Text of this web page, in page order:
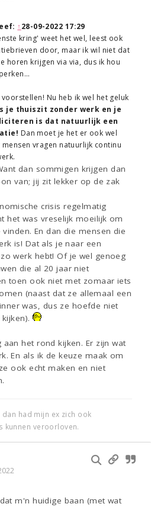
↑28-09-2022 17:29
kring' weet het wel, leest ook
door, maar ik wil niet dat
horen krijgen via via, dus ik hou
voorstellen! Nu heb ik wel het geluk
je thuiszit zonder werk en je
is dat natuurlijk een
Dan moet je het er ook wel
vragen natuurlijk continu
dan sommigen krijgen dan
van; jij zit lekker op de zak
crisis regelmatig
het was vreselijk moeilijk om
En dan die mensen die
is! Dat als je naar een
werk hebt! Of je wel genoeg
die al 20 jaar niet
toen ook niet met zomaar iets
(naast dat ze allemaal een
was, dus ze hoefde niet
het rond kijken. Er zijn wat
En als ik de keuze maak om
ook echt maken en niet
had mijn ex zich ook
kunnen veroorloven.
m'n huidige baan (met wat